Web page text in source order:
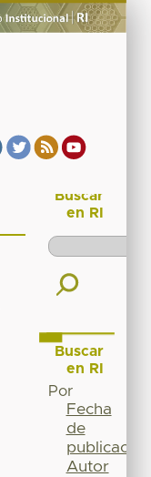
Buscar
en RI
Buscar
en RI
Por
Fecha
de
publicación
Autor